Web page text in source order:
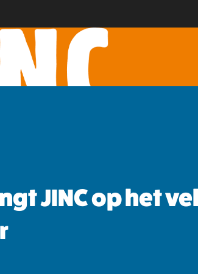
JINC op het